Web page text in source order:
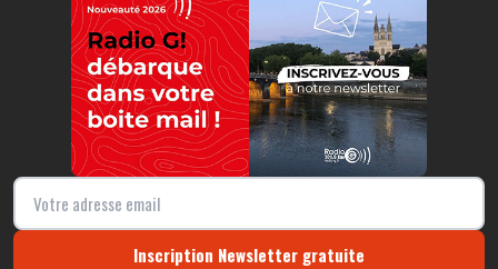
Inscription Newsletter gratuite